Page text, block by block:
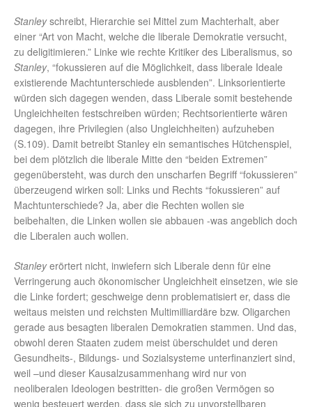
Stanleyschreibt, Hierarchie sei Mittel zum Machterhalt, aber
einer “Art von Macht, welche die liberale Demokratie versucht,
zu deligitimieren.” Linke wie rechte Kritiker des Liberalismus, so
Stanley, “fokussieren auf die Möglichkeit, dass liberale Ideale
existierende Machtunterschiede ausblenden”. Linksorientierte
würden sich dagegen wenden, dass Liberale somit bestehende
Ungleichheiten festschreiben würden; Rechtsorientierte wären
dagegen, ihre Privilegien (also Ungleichheiten) aufzuheben
(S.109). Damit betreibt Stanley ein semantisches Hütchenspiel,
bei dem plötzlich die liberale Mitte den “beiden Extremen”
gegenübersteht, was durch den unscharfen Begriff “fokussieren”
überzeugend wirken soll: Links und Rechts “fokussieren” auf
Machtunterschiede? Ja, aber die Rechten wollen sie
beibehalten, die Linken wollen sie abbauen -was angeblich doch
die Liberalen auch wollen.
Stanleyerörtert nicht, inwiefern sich Liberale denn für eine
Verringerung auch ökonomischer Ungleichheit einsetzen, wie sie
die Linke fordert; geschweige denn problematisiert er, dass die
weitaus meisten und reichsten Multimilliardäre bzw. Oligarchen
gerade aus besagten liberalen Demokratien stammen. Und das,
obwohl deren Staaten zudem meist überschuldet und deren
Gesundheits-, Bildungs- und Sozialsysteme unterfinanziert sind,
weil –und dieser Kausalzusammenhang wird nur von
neoliberalen Ideologen bestritten- die großen Vermögen so
wenig besteuert werden, dass sie sich zu unvorstellbaren